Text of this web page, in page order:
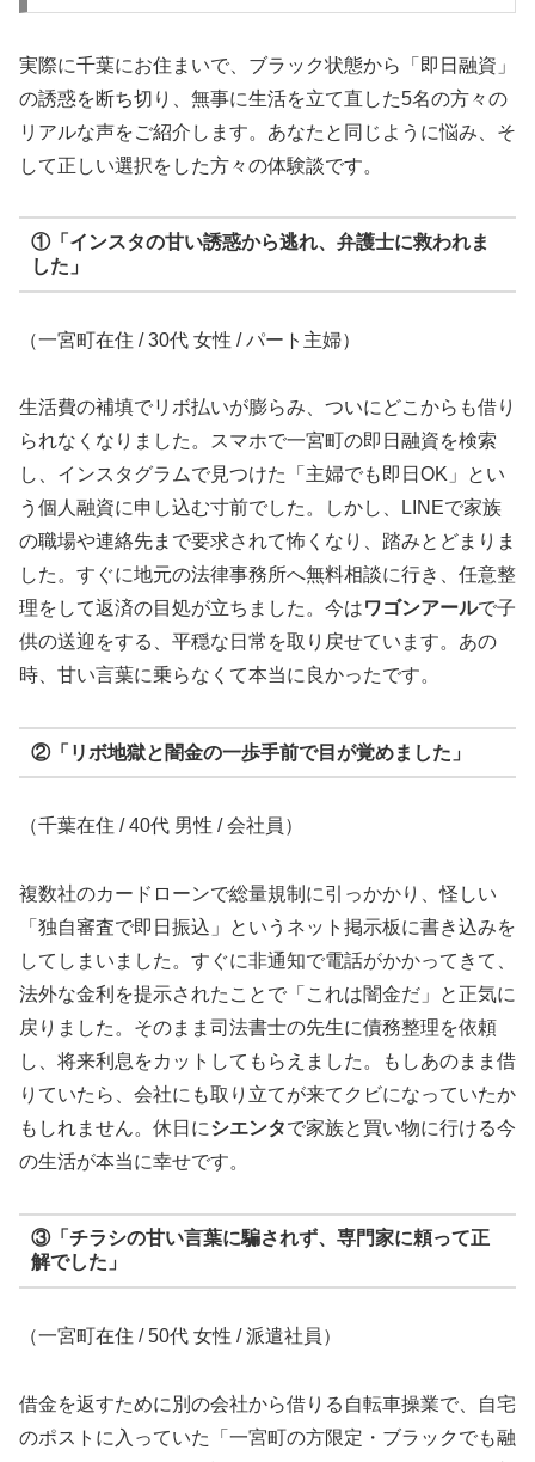
実際に千葉にお住まいで、ブラック状態から「即日融資」
の誘惑を断ち切り、無事に生活を立て直した5名の方々の
リアルな声をご紹介します。あなたと同じように悩み、そ
して正しい選択をした方々の体験談です。
①「インスタの甘い誘惑から逃れ、弁護士に救われま
した」
（一宮町在住 / 30代 女性 / パート主婦）
生活費の補填でリボ払いが膨らみ、ついにどこからも借り
られなくなりました。スマホで一宮町の即日融資を検索
し、インスタグラムで見つけた「主婦でも即日OK」とい
う個人融資に申し込む寸前でした。しかし、LINEで家族
の職場や連絡先まで要求されて怖くなり、踏みとどまりま
した。すぐに地元の法律事務所へ無料相談に行き、任意整
理をして返済の目処が立ちました。今はワゴンアールで子
供の送迎をする、平穏な日常を取り戻せています。あの
時、甘い言葉に乗らなくて本当に良かったです。
②「リボ地獄と闇金の一歩手前で目が覚めました」
（千葉在住 / 40代 男性 / 会社員）
複数社のカードローンで総量規制に引っかかり、怪しい
「独自審査で即日振込」というネット掲示板に書き込みを
してしまいました。すぐに非通知で電話がかかってきて、
法外な金利を提示されたことで「これは闇金だ」と正気に
戻りました。そのまま司法書士の先生に債務整理を依頼
し、将来利息をカットしてもらえました。もしあのまま借
りていたら、会社にも取り立てが来てクビになっていたか
もしれません。休日にシエンタで家族と買い物に行ける今
の生活が本当に幸せです。
③「チラシの甘い言葉に騙されず、専門家に頼って正
解でした」
（一宮町在住 / 50代 女性 / 派遣社員）
借金を返すために別の会社から借りる自転車操業で、自宅
のポストに入っていた「一宮町の方限定・ブラックでも融